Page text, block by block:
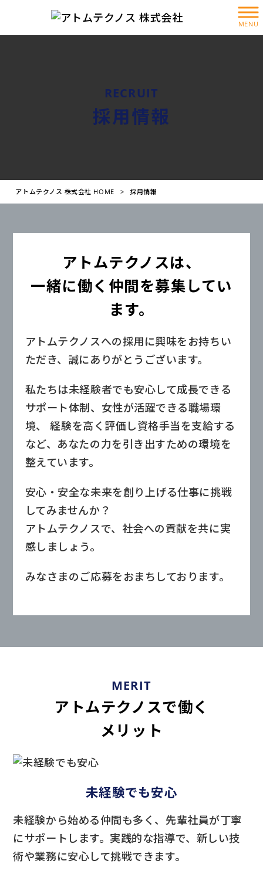
MENU
RECRUIT
採用情報
アトムテクノス 株式会社 HOME > 採用情報
アトムテクノスは、
一緒に働く仲間を募集してい
ます。
アトムテクノスへの採用に興味をお持ちい
ただき、誠にありがとうございます。
私たちは未経験者でも安心して成長できる
サポート体制、女性が活躍できる職場環
境、
経験を高く評価し資格手当を支給する
など、あなたの力を引き出すための環境を
整えています。
安心・安全な未来を創り上げる仕事に挑戦
してみませんか？
アトムテクノスで、社会への貢献を共に実
感しましょう。
みなさまのご応募をおまちしております。
MERIT
アトムテクノスで働く
メリット
未経験でも安心
未経験から始める仲間も多く、先輩社員が丁寧
にサポートします。実践的な指導で、新しい技
術や業務に安心して挑戦できます。